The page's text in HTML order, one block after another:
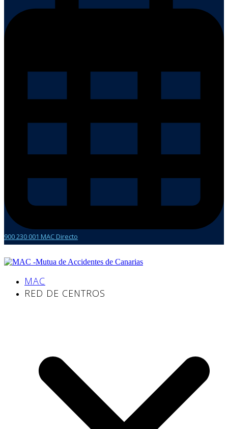
900 230 001 MAC Directo
MAC
RED DE CENTROS